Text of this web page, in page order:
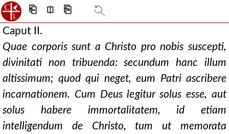
⎗ ⎅ ⎘
Caput II.
Quae corporis sunt a Christo pro nobis suscepti,
divinitati non tribuenda: secundum hanc illum
altissimum; quod qui neget, eum Patri ascribere
incarnationem. Cum Deus legitur solus esse, aut
solus habere immortalitatem, id etiam
intelligendum de Christo, tum ut memorata